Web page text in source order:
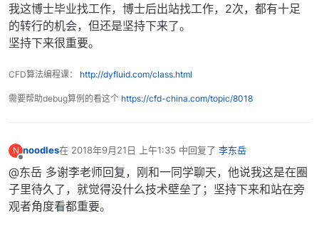
我这博士毕业找工作，博士后出站找工作，2次，都有十足
的转行的机会，但还是坚持下来了。
坚持下来很重要。
CFD算法编程课： http://dyfluid.com/class.html
需要帮助debug算例的看这个 https://cfd-china.com/topic/8018
N noodles在 2018年9月21日 上午1:35 中回复了 李东岳
最后由 编辑
@东岳 多谢李老师回复，刚和一同学聊天，他说我这是在圈
子里待久了，就觉得没什么技术壁垒了；坚持下来和站在旁
观者角度看都重要。